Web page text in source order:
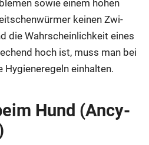
sowie einem hohen
kei­nen Zwi­
die Wahr­schein­lich­keit eines
hoch ist, muss man bei
Hygie­ne­re­geln ein­hal­ten.
Hund (Ancy­